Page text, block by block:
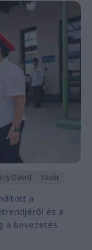
Dávid Vasút
a
és a
a bevezetés